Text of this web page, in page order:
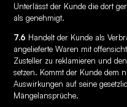
Unterlässt der Kunde die dort
als genehmigt.
7.6 Handelt der Kunde als
angelieferte Waren mit
Zusteller zu reklamieren und
setzen. Kommt der Kunde dem
Auswirkungen auf seine
Mängelansprüche.